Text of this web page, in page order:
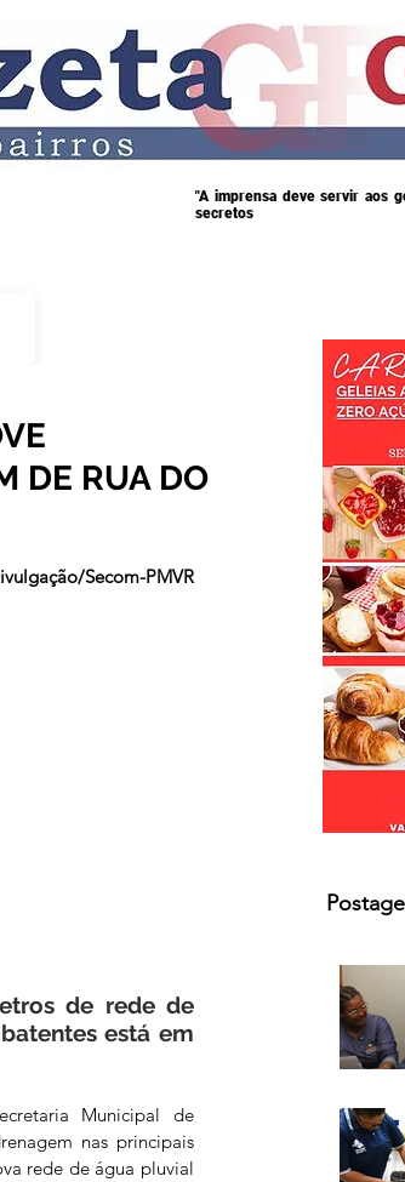
"A imprensa deve servir aos
secretos
DE RUA DO
Secom-PMVR
de rede de
está em
Municipal de
nas principais
rede de água pluvial